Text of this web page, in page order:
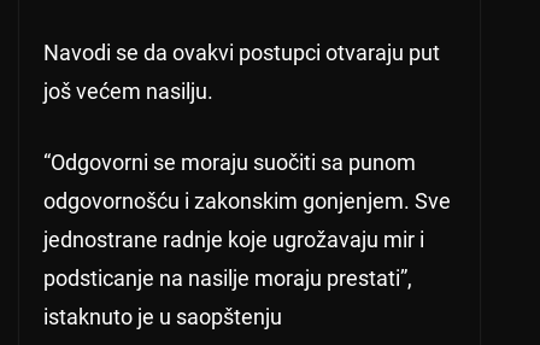
Navodi se da ovakvi postupci otvaraju put
još većem nasilju.
“Odgovorni se moraju suočiti sa punom
odgovornošću i zakonskim gonjenjem. Sve
jednostrane radnje koje ugrožavaju mir i
podsticanje na nasilje moraju prestati”,
istaknuto je u saopštenju